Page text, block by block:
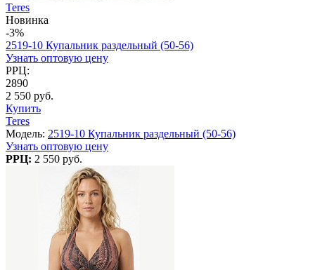
Teres
Новинка
-3%
2519-10 Купальник раздельный (50-56)
Узнать оптовую цену
РРЦ:
2890
2 550 руб.
Купить
Teres
Модель: 2519-10 Купальник раздельный (50-56)
Узнать оптовую цену
РРЦ: 2 550 руб.